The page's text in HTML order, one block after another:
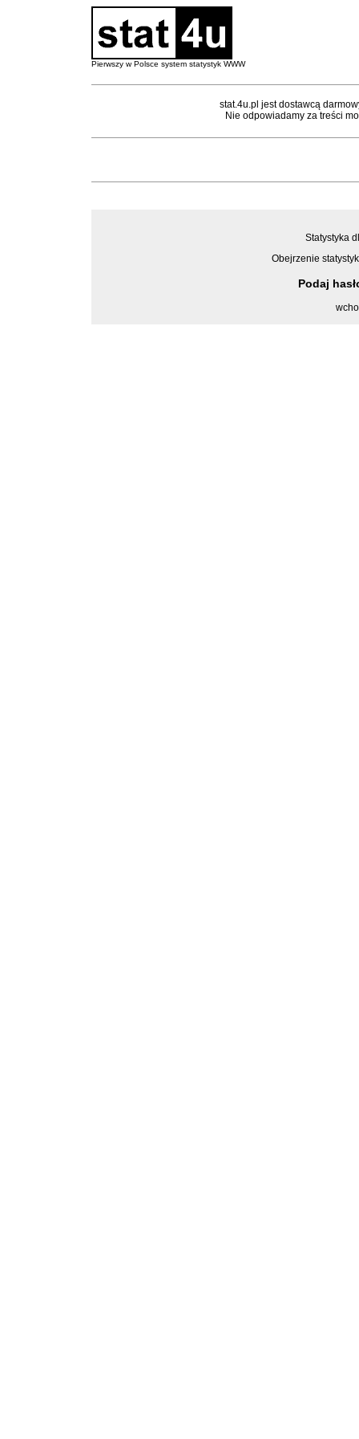
Pierwszy w Polsce system statystyk WWW
stat.4u.pl jest dostawcą
Nie odpowiadamy za treści
Statystyka
Obejrzenie
Podaj